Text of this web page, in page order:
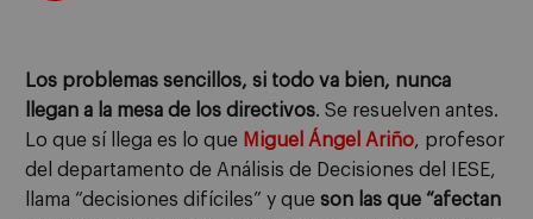
Los problemas sencillos, si todo va bien, nunca
llegan a la mesa de los directivos. Se resuelven antes.
Lo que sí llega es lo que Miguel Ángel Ariño, profesor
del departamento de Análisis de Decisiones del IESE,
llama “decisiones difíciles” y que son las que “afectan